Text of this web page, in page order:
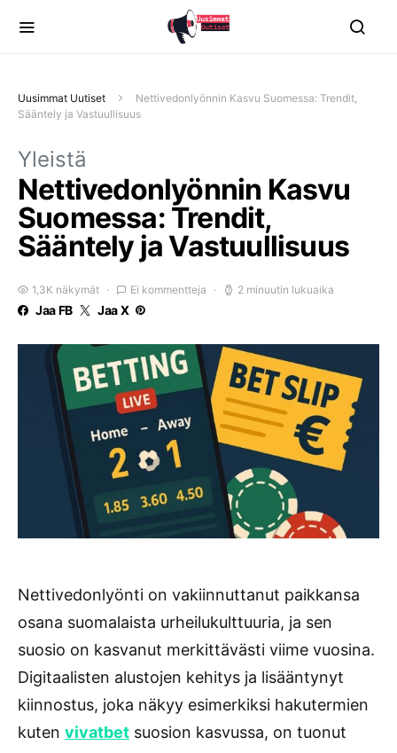
Uusimmat Uutiset
Nettivedonlyönnin Kasvu Suomessa: Trendit,
Sääntely ja Vastuullisuus
Yleistä
Nettivedonlyönnin Kasvu
Suomessa: Trendit,
Sääntely ja Vastuullisuus
1,3K näkymät Ei kommentteja 2 minuutin lukuaika
Jaa FB Jaa X
Nettivedonlyönti on vakiinnuttanut paikkansa
osana suomalaista urheilukulttuuria, ja sen
suosio on kasvanut merkittävästi viime vuosina.
Digitaalisten alustojen kehitys ja lisääntynyt
kiinnostus, joka näkyy esimerkiksi hakutermien
kuten vivatbet suosion kasvussa, on tuonut